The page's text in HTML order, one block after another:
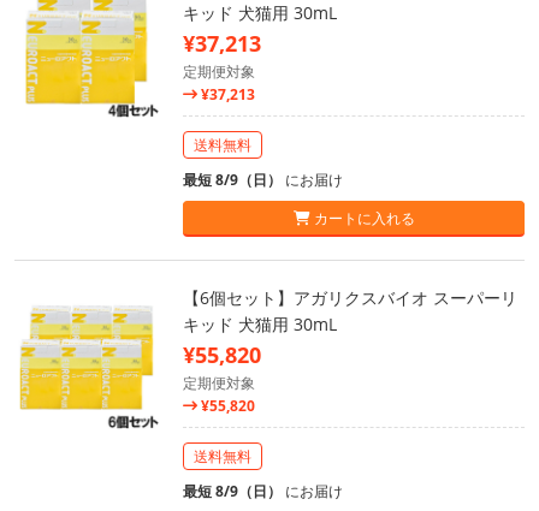
キッド 犬猫用 30mL
¥37,213
定期便対象
¥37,213
送料無料
最短 8/9（日） にお届け
カートに入れる
【6個セット】アガリクスバイオ スーパーリ
キッド 犬猫用 30mL
¥55,820
定期便対象
¥55,820
送料無料
最短 8/9（日） にお届け